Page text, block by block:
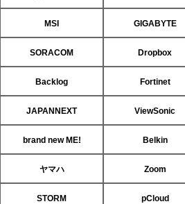
MSI GIGABYTE
SORACOM Dropbox
Backlog Fortinet
JAPANNEXT ViewSonic
brand new ME! Belkin
ヤマハ Zoom
STORM pCloud